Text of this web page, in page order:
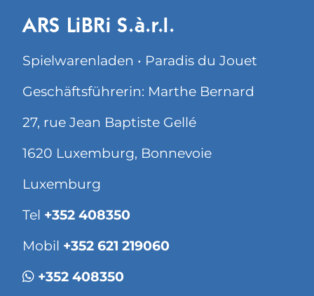
ARS LiBRi S.à.r.l.
Spielwarenladen • Paradis du Jouet
Geschäftsführerin: Marthe Bernard
27, rue Jean Baptiste Gellé
1620 Luxemburg, Bonnevoie
Luxemburg
Tel +352 408350
Mobil +352 621 219060
+352 408350